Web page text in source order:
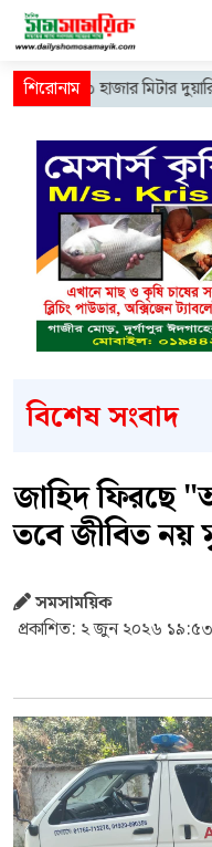
১৩ হাজার মিটার দুয়ারি ও
বিশেষ সংবাদ
জাহিদ ফিরছে
তবে জীবিত নয়
সমসাময়িক
প্রকাশিত: ২ জুন ২০২৬ ১৯:৫৩